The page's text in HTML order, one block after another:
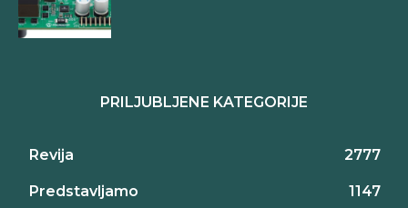
PRILJUBLJENE KATEGORIJE
Revija 2777
Predstavljamo 1147